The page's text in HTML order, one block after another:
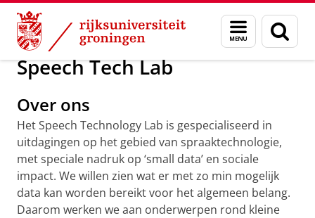
Skip
Content
Skip
Navigation
Menu
en
zoeken
Over ons Campus Fryslân CITE
Speech Tech Lab
Over ons
Het Speech Technology Lab is gespecialiseerd in
uitdagingen op het gebied van spraaktechnologie,
met speciale nadruk op ‘small data’ en sociale
impact. We willen zien wat er met zo min mogelijk
data kan worden bereikt voor het algemeen belang.
Daarom werken we aan onderwerpen rond kleine